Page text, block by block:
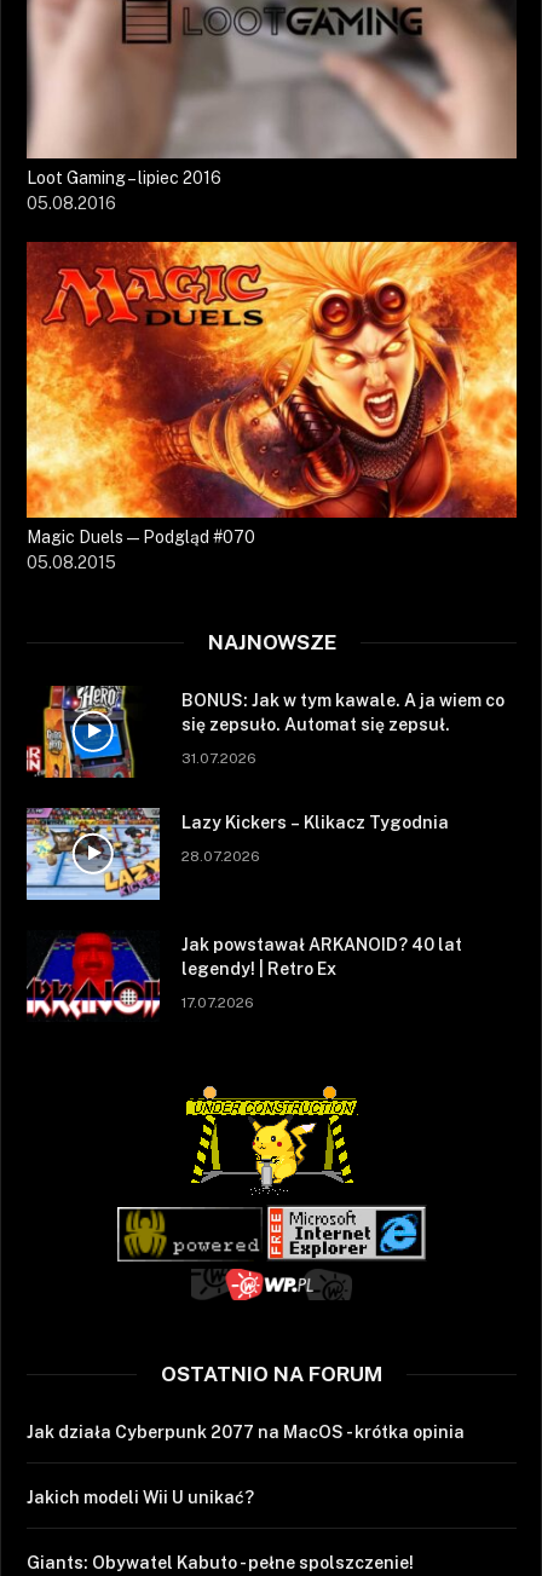
Loot Gaming – lipiec 2016
05.08.2016
Magic Duels — Podgląd #070
05.08.2015
NAJNOWSZE
BONUS: Jak w tym kawale. A ja wiem co
się zepsuło. Automat się zepsuł.
31.07.2026
Lazy Kickers – Klikacz Tygodnia
28.07.2026
Jak powstawał ARKANOID? 40 lat
legendy! | Retro Ex
17.07.2026
OSTATNIO NA FORUM
Jak działa Cyberpunk 2077 na MacOS - krótka opinia
Jakich modeli Wii U unikać?
Giants: Obywatel Kabuto - pełne spolszczenie!